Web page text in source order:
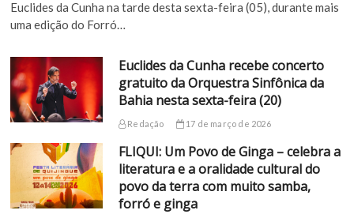
Euclides da Cunha na tarde desta sexta-feira (05), durante mais
uma edição do Forró…
Euclides da Cunha recebe concerto
gratuito da Orquestra Sinfônica da
Bahia nesta sexta-feira (20)
Redação 17 de março de 2026
FLIQUI: Um Povo de Ginga – celebra a
literatura e a oralidade cultural do
povo da terra com muito samba,
forró e ginga